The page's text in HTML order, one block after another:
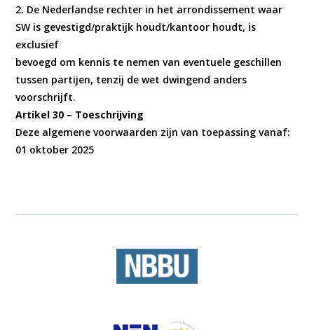
2. De Nederlandse rechter in het arrondissement waar
SW is gevestigd/praktijk houdt/kantoor houdt, is
exclusief
bevoegd om kennis te nemen van eventuele geschillen
tussen partijen, tenzij de wet dwingend anders
voorschrijft.
Artikel 30 – Toeschrijving
Deze algemene voorwaarden zijn van toepassing vanaf:
01 oktober 2025